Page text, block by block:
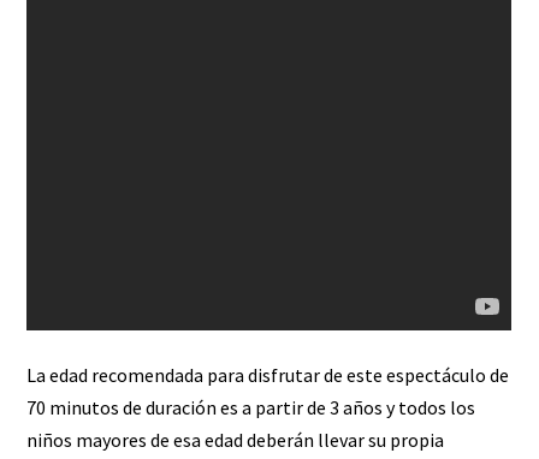
La edad recomendada para disfrutar de este espectáculo de
70 minutos de duración es a partir de 3 años y todos los
niños mayores de esa edad deberán llevar su propia